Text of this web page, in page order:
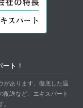
ト！
があります。徹底した温
配送など、エキスパート